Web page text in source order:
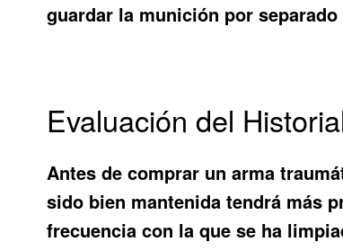
guardar la munición por separado
Evaluación del
Antes de comprar un arma
sido bien mantenida tendrá más
frecuencia con la que se ha